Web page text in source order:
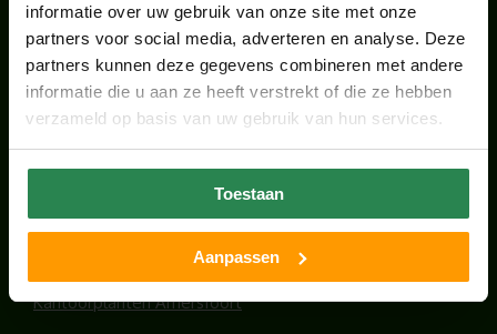
informatie over uw gebruik van onze site met onze
partners voor social media, adverteren en analyse. Deze
partners kunnen deze gegevens combineren met andere
informatie die u aan ze heeft verstrekt of die ze hebben
verzameld op basis van uw gebruik van hun services.
Toestaan
Aanpassen
HANDIGE LINKS
Office plants
Kantoorplanten Amsterdam
Kantoorplanten Amersfoort